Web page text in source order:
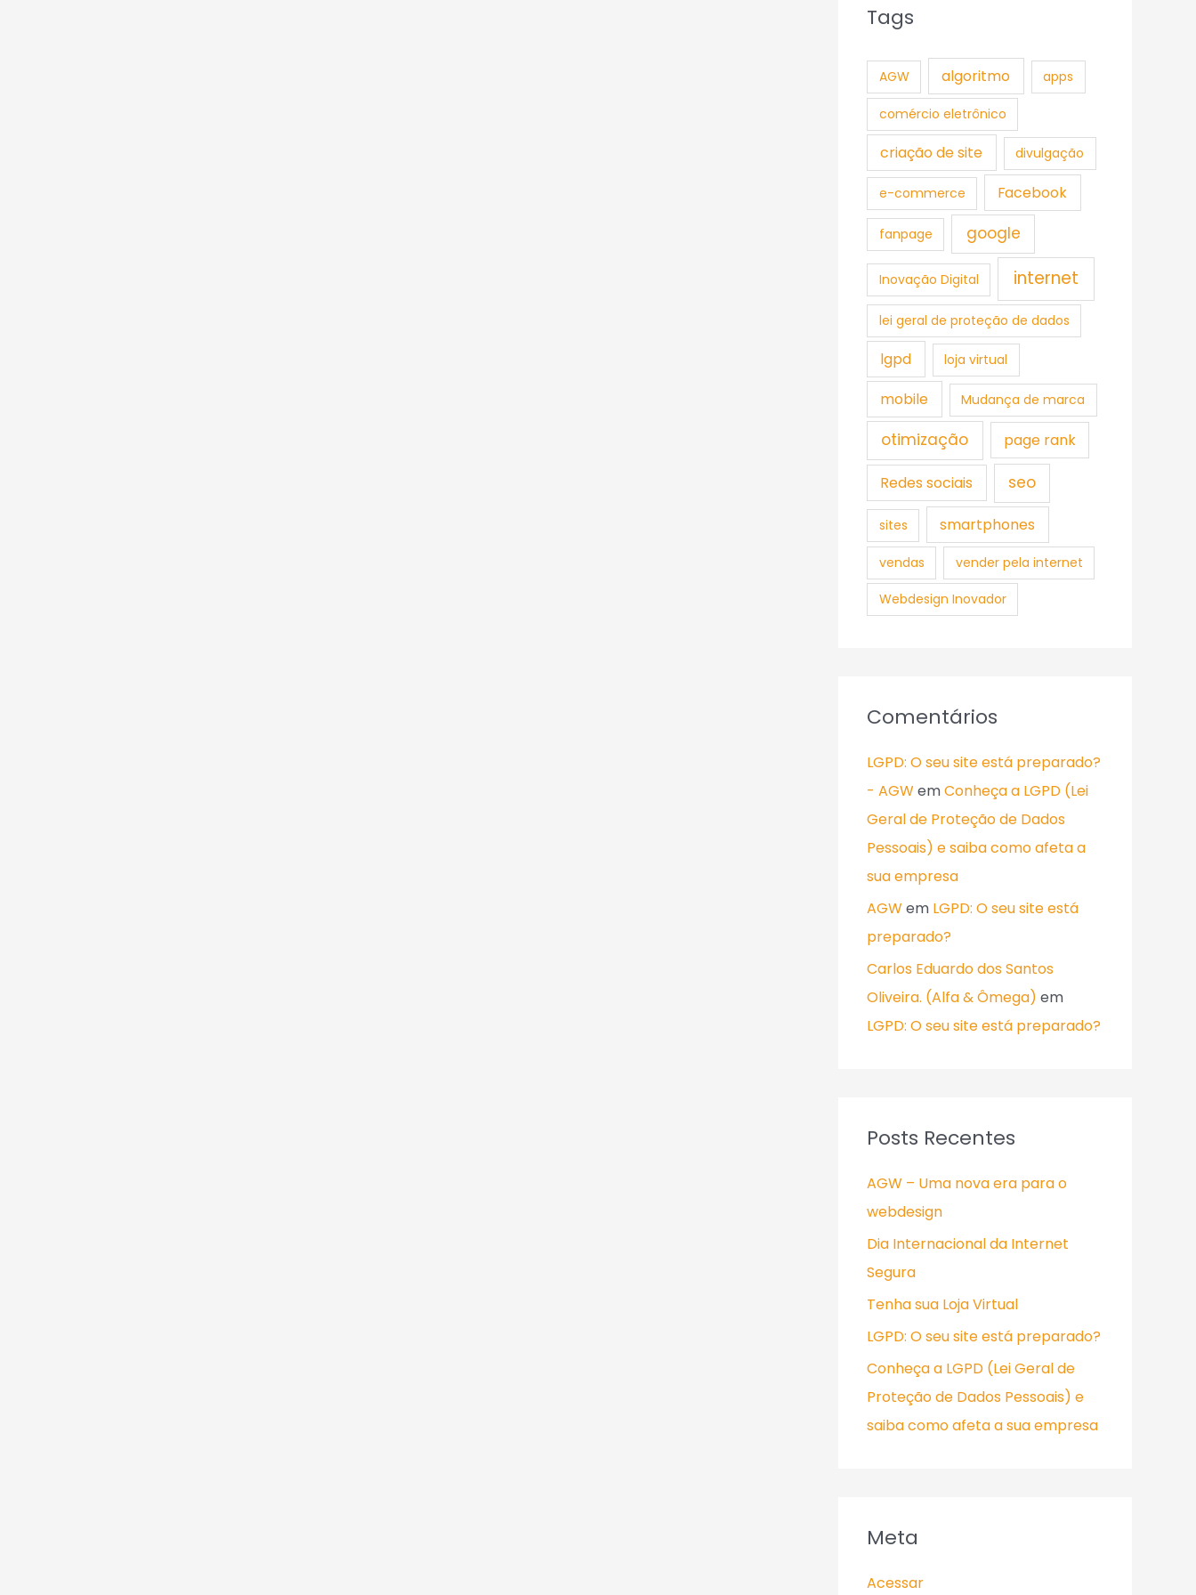
Tags
AGW algoritmo apps
comércio eletrônico
criação de site divulgação
e-commerce Facebook
fanpage google
Inovação Digital internet
lei geral de proteção de dados
lgpd loja virtual
mobile Mudança de marca
otimização page rank
Redes sociais seo
sites smartphones
vendas vender pela internet
Webdesign Inovador
Comentários
LGPD: O seu site está preparado?
- AGWemConheça a LGPD (Lei
Geral de Proteção de Dados
Pessoais) e saiba como afeta a
sua empresa
AGWem LGPD: O seu site está
preparado?
Carlos Eduardo dos Santos
Oliveira. (Alfa & Ômega) em
LGPD: O seu site está preparado?
Posts Recentes
AGW – Uma nova era para o
webdesign
Dia Internacional da Internet
Segura
Tenha sua Loja Virtual
LGPD: O seu site está preparado?
Conheça a LGPD (Lei Geral de
Proteção de Dados Pessoais) e
saiba como afeta a sua empresa
Meta
Acessar